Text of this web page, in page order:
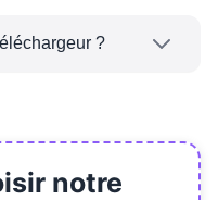
en autant
?
sont
notre